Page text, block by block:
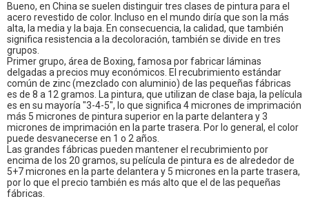
Bueno, en China se suelen distinguir tres clases de pintura para el
acero revestido de color. Incluso en el mundo diría que son la más
alta, la media y la baja. En consecuencia, la calidad, que también
significa resistencia a la decoloración, también se divide en tres
grupos.
Primer grupo, área de Boxing, famosa por fabricar láminas
delgadas a precios muy económicos. El recubrimiento estándar
común de zinc (mezclado con aluminio) de las pequeñas fábricas
es de 8 a 12 gramos. La pintura, que utilizan de clase baja, la película
es en su mayoría "3-4-5", lo que significa 4 micrones de imprimación
más 5 micrones de pintura superior en la parte delantera y 3
micrones de imprimación en la parte trasera. Por lo general, el color
puede desvanecerse en 1 o 2 años.
Las grandes fábricas pueden mantener el recubrimiento por
encima de los 20 gramos, su película de pintura es de alrededor de
5+7 micrones en la parte delantera y 5 micrones en la parte trasera,
por lo que el precio también es más alto que el de las pequeñas
fábricas.